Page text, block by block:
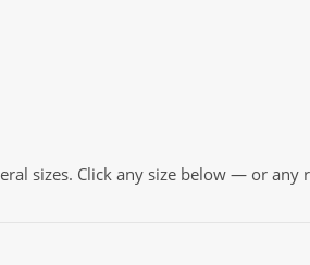
sizes. Click any size below — or